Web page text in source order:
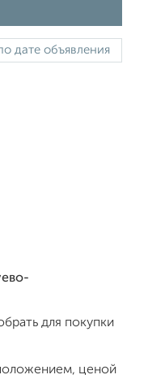
для покупки
ценой